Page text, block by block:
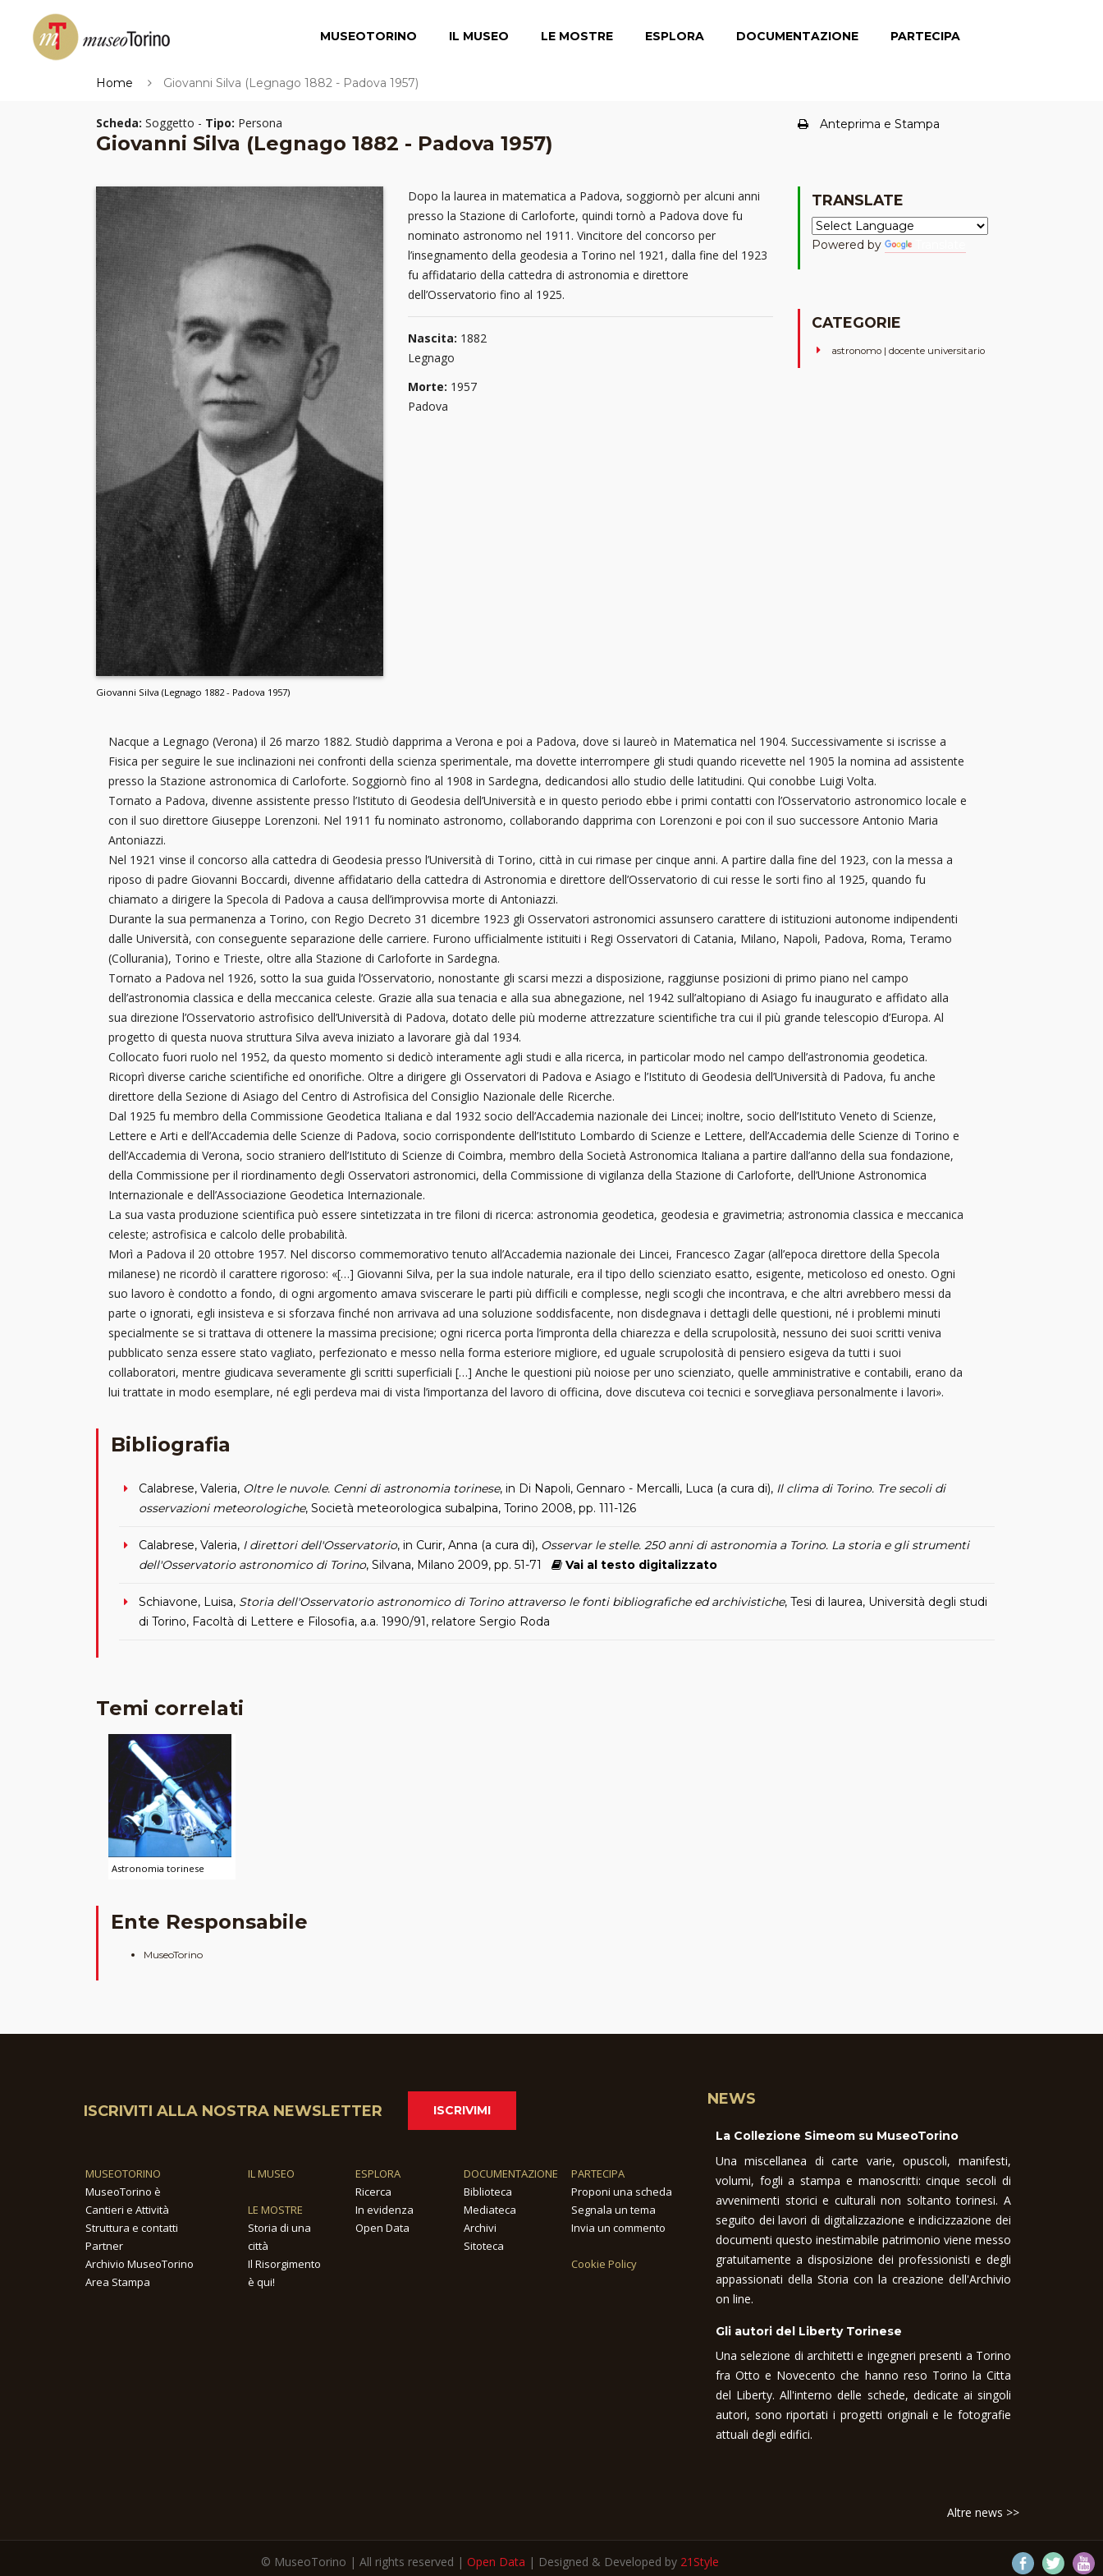
MUSEOTORINO IL MUSEO LE MOSTRE ESPLORA DOCUMENTAZIONE PARTECIPA
Home Giovanni Silva (Legnago 1882 - Padova 1957)
Scheda: Soggetto - Tipo: Persona
Giovanni Silva (Legnago 1882 - Padova 1957)
Anteprima e Stampa
Giovanni Silva (Legnago 1882 - Padova 1957)
Dopo la laurea in matematica a Padova, soggiornò per alcuni anni
presso la Stazione di Carloforte, quindi tornò a Padova dove fu
nominato astronomo nel 1911. Vincitore del concorso per
l’insegnamento della geodesia a Torino nel 1921, dalla fine del 1923
fu affidatario della cattedra di astronomia e direttore
dell’Osservatorio fino al 1925.
Nascita: 1882
Legnago
Morte: 1957
Padova
TRANSLATE
Powered by
CATEGORIE
astronomo | docente universitario
Nacque a Legnago (Verona) il 26 marzo 1882. Studiò dapprima a Verona e poi a Padova, dove si laureò in Matematica nel 1904. Successivamente si iscrisse a
Fisica per seguire le sue inclinazioni nei confronti della scienza sperimentale, ma dovette interrompere gli studi quando ricevette nel 1905 la nomina ad assistente
presso la Stazione astronomica di Carloforte. Soggiornò fino al 1908 in Sardegna, dedicandosi allo studio delle latitudini. Qui conobbe Luigi Volta.
Tornato a Padova, divenne assistente presso l’Istituto di Geodesia dell’Università e in questo periodo ebbe i primi contatti con l’Osservatorio astronomico locale e
con il suo direttore Giuseppe Lorenzoni. Nel 1911 fu nominato astronomo, collaborando dapprima con Lorenzoni e poi con il suo successore Antonio Maria
Antoniazzi.
Nel 1921 vinse il concorso alla cattedra di Geodesia presso l’Università di Torino, città in cui rimase per cinque anni. A partire dalla fine del 1923, con la messa a
riposo di padre Giovanni Boccardi, divenne affidatario della cattedra di Astronomia e direttore dell’Osservatorio di cui resse le sorti fino al 1925, quando fu
chiamato a dirigere la Specola di Padova a causa dell’improvvisa morte di Antoniazzi.
Durante la sua permanenza a Torino, con Regio Decreto 31 dicembre 1923 gli Osservatori astronomici assunsero carattere di istituzioni autonome indipendenti
dalle Università, con conseguente separazione delle carriere. Furono ufficialmente istituiti i Regi Osservatori di Catania, Milano, Napoli, Padova, Roma, Teramo
(Collurania), Torino e Trieste, oltre alla Stazione di Carloforte in Sardegna.
Tornato a Padova nel 1926, sotto la sua guida l’Osservatorio, nonostante gli scarsi mezzi a disposizione, raggiunse posizioni di primo piano nel campo
dell’astronomia classica e della meccanica celeste. Grazie alla sua tenacia e alla sua abnegazione, nel 1942 sull’altopiano di Asiago fu inaugurato e affidato alla
sua direzione l’Osservatorio astrofisico dell’Università di Padova, dotato delle più moderne attrezzature scientifiche tra cui il più grande telescopio d’Europa. Al
progetto di questa nuova struttura Silva aveva iniziato a lavorare già dal 1934.
Collocato fuori ruolo nel 1952, da questo momento si dedicò interamente agli studi e alla ricerca, in particolar modo nel campo dell’astronomia geodetica.
Ricoprì diverse cariche scientifiche ed onorifiche. Oltre a dirigere gli Osservatori di Padova e Asiago e l’Istituto di Geodesia dell’Università di Padova, fu anche
direttore della Sezione di Asiago del Centro di Astrofisica del Consiglio Nazionale delle Ricerche.
Dal 1925 fu membro della Commissione Geodetica Italiana e dal 1932 socio dell’Accademia nazionale dei Lincei; inoltre, socio dell’Istituto Veneto di Scienze,
Lettere e Arti e dell’Accademia delle Scienze di Padova, socio corrispondente dell’Istituto Lombardo di Scienze e Lettere, dell’Accademia delle Scienze di Torino e
dell’Accademia di Verona, socio straniero dell’Istituto di Scienze di Coimbra, membro della Società Astronomica Italiana a partire dall’anno della sua fondazione,
della Commissione per il riordinamento degli Osservatori astronomici, della Commissione di vigilanza della Stazione di Carloforte, dell’Unione Astronomica
Internazionale e dell’Associazione Geodetica Internazionale.
La sua vasta produzione scientifica può essere sintetizzata in tre filoni di ricerca: astronomia geodetica, geodesia e gravimetria; astronomia classica e meccanica
celeste; astrofisica e calcolo delle probabilità.
Morì a Padova il 20 ottobre 1957. Nel discorso commemorativo tenuto all’Accademia nazionale dei Lincei, Francesco Zagar (all’epoca direttore della Specola
milanese) ne ricordò il carattere rigoroso: «[…] Giovanni Silva, per la sua indole naturale, era il tipo dello scienziato esatto, esigente, meticoloso ed onesto. Ogni
suo lavoro è condotto a fondo, di ogni argomento amava sviscerare le parti più difficili e complesse, negli scogli che incontrava, e che altri avrebbero messi da
parte o ignorati, egli insisteva e si sforzava finché non arrivava ad una soluzione soddisfacente, non disdegnava i dettagli delle questioni, né i problemi minuti
specialmente se si trattava di ottenere la massima precisione; ogni ricerca porta l’impronta della chiarezza e della scrupolosità, nessuno dei suoi scritti veniva
pubblicato senza essere stato vagliato, perfezionato e messo nella forma esteriore migliore, ed uguale scrupolosità di pensiero esigeva da tutti i suoi
collaboratori, mentre giudicava severamente gli scritti superficiali […] Anche le questioni più noiose per uno scienziato, quelle amministrative e contabili, erano da
lui trattate in modo esemplare, né egli perdeva mai di vista l’importanza del lavoro di officina, dove discuteva coi tecnici e sorvegliava personalmente i lavori».
Bibliografia
Calabrese, Valeria, Oltre le nuvole. Cenni di astronomia torinese, in Di Napoli, Gennaro - Mercalli, Luca (a cura di), Il clima di Torino. Tre secoli di
osservazioni meteorologiche, Società meteorologica subalpina, Torino 2008, pp. 111-126
Calabrese, Valeria, I direttori dell'Osservatorio, in Curir, Anna (a cura di), Osservar le stelle. 250 anni di astronomia a Torino. La storia e gli strumenti
dell'Osservatorio astronomico di Torino, Silvana, Milano 2009, pp. 51-71 Vai al testo digitalizzato
Schiavone, Luisa, Storia dell'Osservatorio astronomico di Torino attraverso le fonti bibliografiche ed archivistiche, Tesi di laurea, Università degli studi
di Torino, Facoltà di Lettere e Filosofia, a.a. 1990/91, relatore Sergio Roda
Temi correlati
Astronomia torinese
Ente Responsabile
MuseoTorino
ISCRIVITI ALLA NOSTRA NEWSLETTER ISCRIVIMI
MUSEOTORINO
MuseoTorino è
Cantieri e Attività
Struttura e contatti
Partner
Archivio MuseoTorino
Area Stampa
IL MUSEO
LE MOSTRE
Storia di una
città
Il Risorgimento
è qui!
ESPLORA
Ricerca
In evidenza
Open Data
DOCUMENTAZIONE
Biblioteca
Mediateca
Archivi
Sitoteca
PARTECIPA
Proponi una scheda
Segnala un tema
Invia un commento
Cookie Policy
NEWS
La Collezione Simeom su MuseoTorino
Una miscellanea di carte varie, opuscoli, manifesti,
volumi, fogli a stampa e manoscritti: cinque secoli di
avvenimenti storici e culturali non soltanto torinesi. A
seguito dei lavori di digitalizzazione e indicizzazione dei
documenti questo inestimabile patrimonio viene messo
gratuitamente a disposizione dei professionisti e degli
appassionati della Storia con la creazione dell'Archivio
on line.
Gli autori del Liberty Torinese
Una selezione di architetti e ingegneri presenti a Torino
fra Otto e Novecento che hanno reso Torino la Citta
del Liberty. All'interno delle schede, dedicate ai singoli
autori, sono riportati i progetti originali e le fotografie
attuali degli edifici.
Altre news >>
© MuseoTorino | All rights reserved | Open Data | Designed & Developed by 21Style